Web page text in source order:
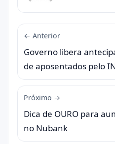
← Anterior
Governo libera
de aposentados pelo
Próximo →
Dica de OURO para
no Nubank